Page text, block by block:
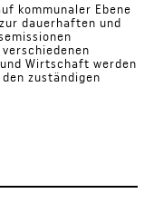
kommunaler Ebene
dauerhaften und
Wirtschaft werden
zuständigen